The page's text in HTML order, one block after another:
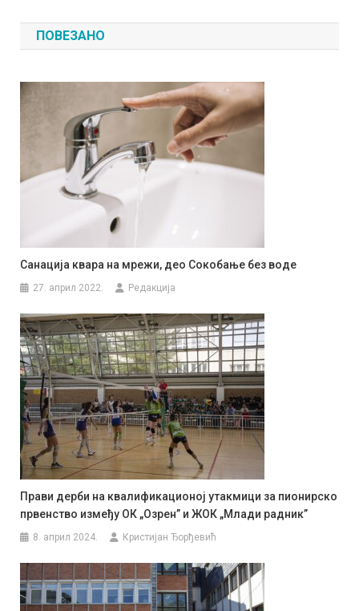
чланка
ПОВЕЗАНО
Санација квара на мрежи, део Сокобање без воде
27. април 2022. Редакција
Прави дерби на квалификационој утакмици за пионирско
првенство између ОК „Озрен” и ЖОК „Млади радник”
8. април 2024. Кристијан Ђорђевић